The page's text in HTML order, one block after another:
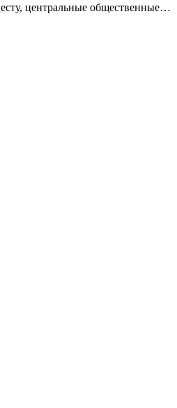
центральные общественные…